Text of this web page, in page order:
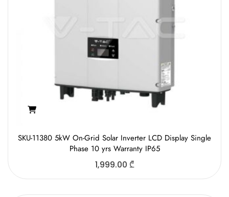
SKU-11380 5kW On-Grid Solar Inverter LCD Display Single
Phase 10 yrs Warranty IP65
1,999.00 ₾